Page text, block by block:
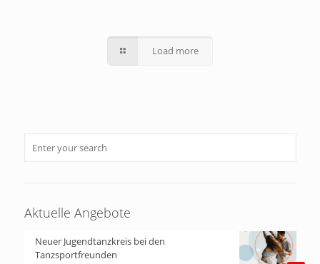
Load more
Aktuelle Angebote
Neuer Jugendtanzkreis bei den
Tanzsportfreunden